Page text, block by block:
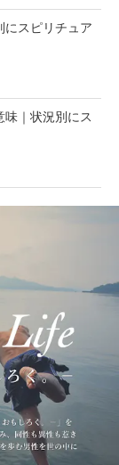
にスピリチュア
味｜状況別にス